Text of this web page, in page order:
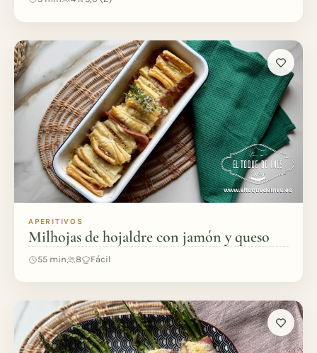
APERITIVOS
Milhojas de hojaldre con jamón y queso
55 min 8 Fácil